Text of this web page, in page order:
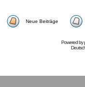
Neue Beiträge
Powered by